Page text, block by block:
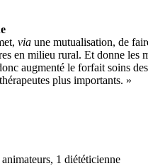
via une mutualisation, de
en milieu rural. Et donne les
augmenté le forfait soins
plus importants. »
1 diététicienne